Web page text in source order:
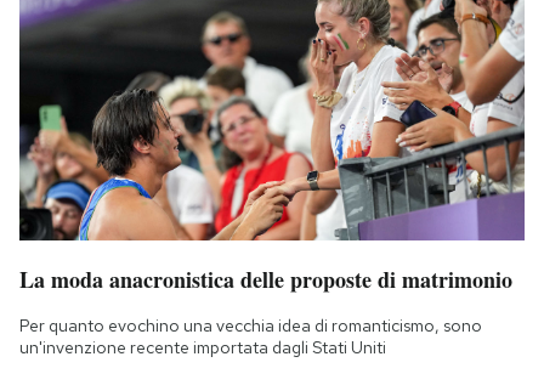
SHOP
CALENDARIO
AREA PERSONALE
Area Personale
Notifiche mobile
Regala il Post
Hai bisogno di aiuto?
La moda anacronistica delle proposte di matrimonio
Per quanto evochino una vecchia idea di romanticismo, sono
un'invenzione recente importata dagli Stati Uniti